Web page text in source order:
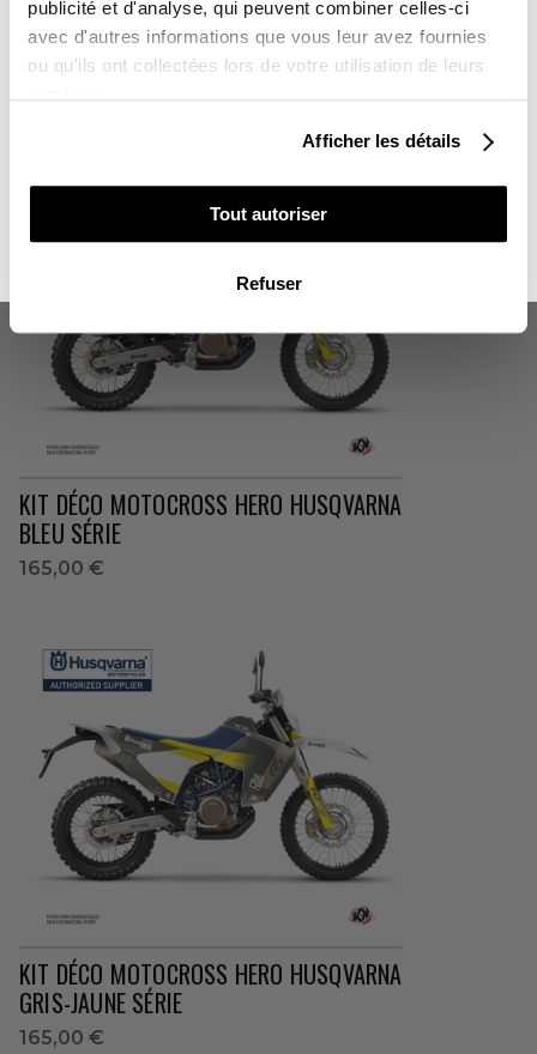
publicité et d'analyse, qui peuvent combiner celles-ci
avec d'autres informations que vous leur avez fournies
ou qu'ils ont collectées lors de votre utilisation de leurs
Afficher les détails
Tout autoriser
Refuser
KIT DÉCO MOTOCROSS HEYDAY
HUSQVARNA BLEU-JAUNE SÉRIE
165,00 €
KIT DÉCO MOTOCROSS HERO HUSQVARNA
BLEU SÉRIE
165,00 €
KIT DÉCO MOTOCROSS HERO HUSQVARNA
GRIS-JAUNE SÉRIE
165,00 €
Sur l'ensemble de votre commande
Vous souhaitez en profiter :
POUR UN PROCHE